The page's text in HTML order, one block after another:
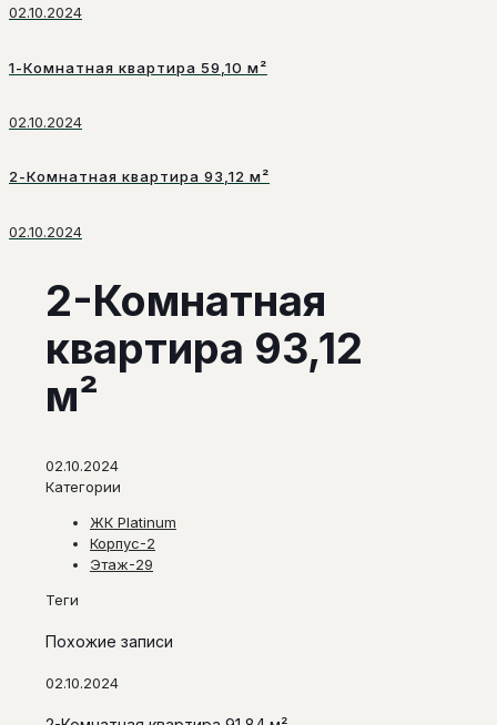
02.10.2024
1-Комнатная квартира 59,10 м²
02.10.2024
2-Комнатная квартира 93,12 м²
02.10.2024
2-Комнатная
квартира 93,12
м²
02.10.2024
Категории
ЖК Platinum
Корпус-2
Этаж-29
Теги
Похожие записи
02.10.2024